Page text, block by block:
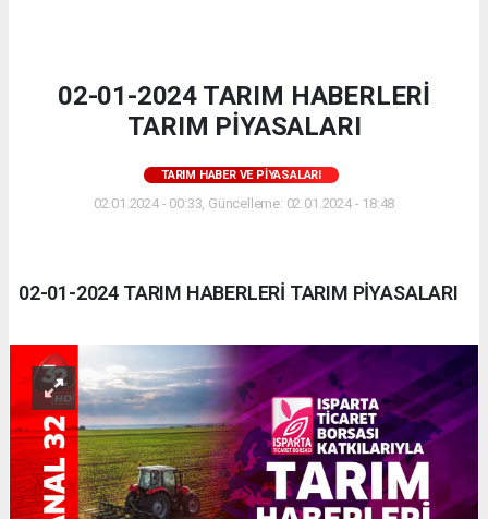
02-01-2024 TARIM HABERLERİ
TARIM PİYASALARI
TARIM HABER VE PIYASALARI
02.01.2024 - 00:33, Güncelleme: 02.01.2024 - 18:48
02-01-2024 TARIM HABERLERİ TARIM PİYASALARI